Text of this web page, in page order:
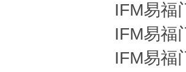
IFM易福
IFM易福
IFM易福